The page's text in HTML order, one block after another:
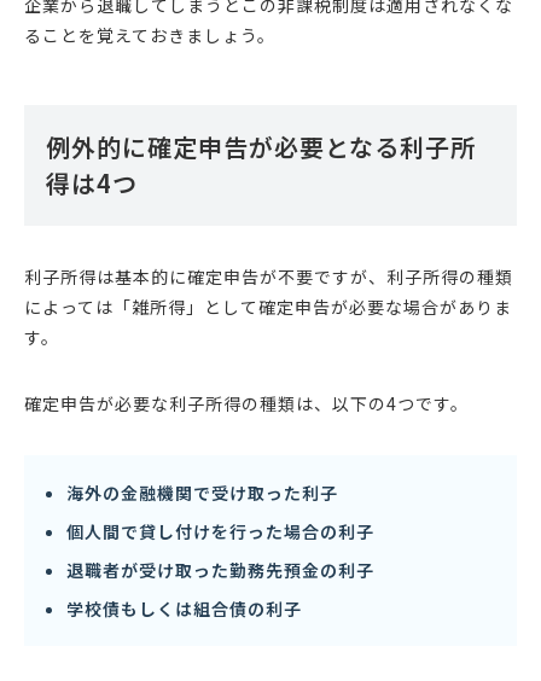
企業から退職してしまうとこの非課税制度は適用されなくな
ることを覚えておきましょう。
例外的に確定申告が必要となる利子所
得は4つ
利子所得は基本的に確定申告が不要ですが、利子所得の種類
によっては「雑所得」として確定申告が必要な場合がありま
す。
確定申告が必要な利子所得の種類は、以下の4つです。
海外の金融機関で受け取った利子
個人間で貸し付けを行った場合の利子
退職者が受け取った勤務先預金の利子
学校債もしくは組合債の利子